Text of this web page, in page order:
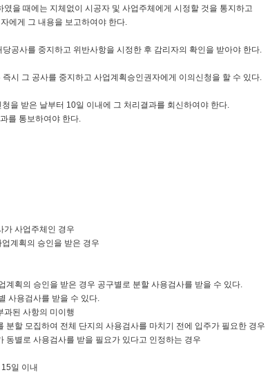
을 때에는 지체없이 시공자 및 사업주체에게 시정할 것을 통지하고
게 그 내용을 보고하여야 한다.
공사를 중지하고 위반사항을 시정한 후 감리자의 확인을 받아야 한다.
시 그 공사를 중지하고 사업계획승인권자에게 이의신청을 할 수 있다.
받은 날부터 10일 이내에 그 처리결과를 회신하여야 한다.
를 통보하여야 한다.
사업주체인 경우
계획의 승인을 받은 경우
획의 승인을 받은 경우 공구별로 분할 사용검사를 받을 수 있다.
사용검사를 받을 수 있다.
된 사항의 미이행
할 모집하여 전체 단지의 사용검사를 마치기 전에 입주가 필요한 경우
별로 사용검사를 받을 필요가 있다고 인정하는 경우
일 이내